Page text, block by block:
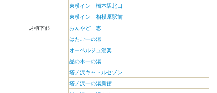
東横イン 橋本駅北口
東横イン 相模原駅前
足柄下郡
おんやど 恵
はたご一の湯
オーベルジュ湯楽
品の木一の湯
塔ノ沢キャトルセゾン
塔ノ沢一の湯新館